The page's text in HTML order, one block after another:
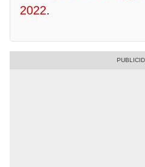
2022.